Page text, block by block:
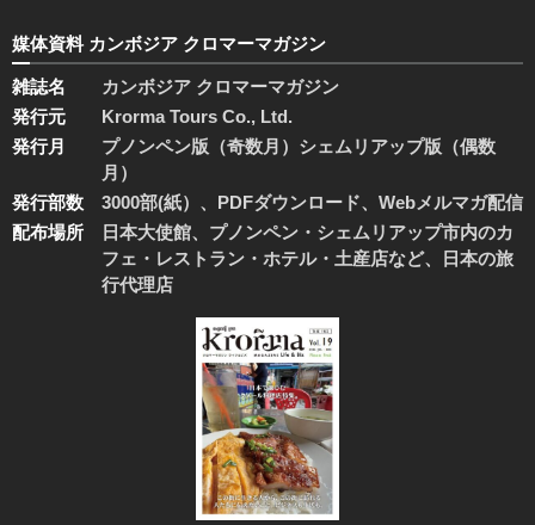
媒体資料 カンボジア クロマーマガジン
雑誌名
カンボジア クロマーマガジン
発行元
Krorma Tours Co., Ltd.
発行月
プノンペン版（奇数月）シェムリアップ版（偶数
月）
発行部数
3000部(紙）、PDFダウンロード、Webメルマガ配信
配布場所
日本大使館、プノンペン・シェムリアップ市内のカ
フェ・レストラン・ホテル・土産店など、日本の旅
行代理店